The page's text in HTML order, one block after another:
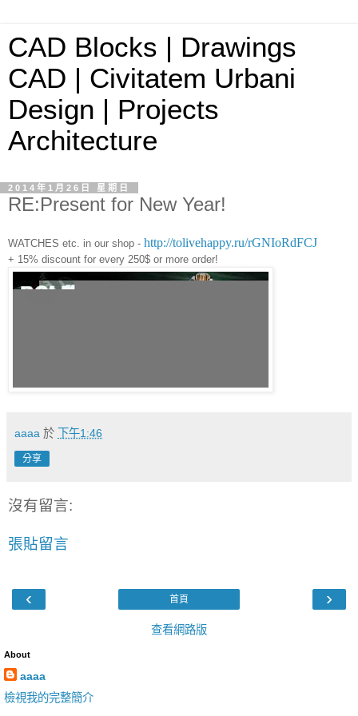
CAD Blocks | Drawings
CAD | Civitatem Urbani
Design | Projects
Architecture
2014年1月26日 星期日
RE:Present for New Year!
WATCHES etc. in our shop - http://tolivehappy.ru/rGNIoRdFCJ
+ 15% discount for every 250$ or more order!
aaaa 於 下午1:46
分享
沒有留言:
張貼留言
‹ ›
首頁
查看網路版
About
aaaa
檢視我的完整簡介